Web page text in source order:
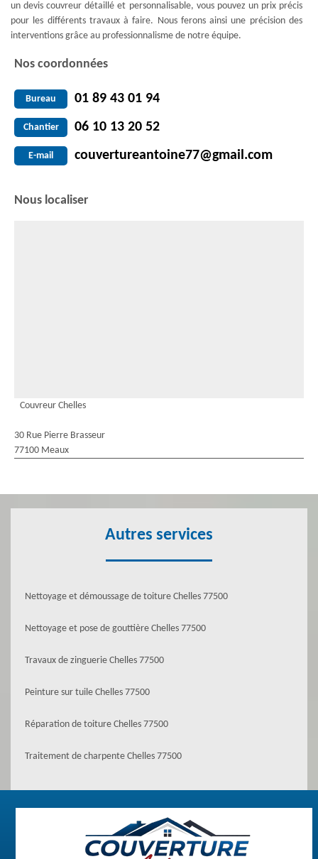
un devis couvreur détaillé et personnalisable, vous pouvez un prix précis
pour les différents travaux à faire. Nous ferons ainsi une précision des
interventions grâce au professionnalisme de notre équipe.
Nos coordonnées
Bureau 01 89 43 01 94
Chantier 06 10 13 20 52
E-mail couvertureantoine77@gmail.com
Nous localiser
Couvreur Chelles
30 Rue Pierre Brasseur
77100 Meaux
Autres services
Nettoyage et démoussage de toiture Chelles 77500
Nettoyage et pose de gouttière Chelles 77500
Travaux de zinguerie Chelles 77500
Peinture sur tuile Chelles 77500
Réparation de toiture Chelles 77500
Traitement de charpente Chelles 77500